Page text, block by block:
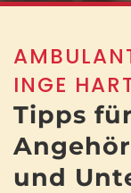
INGE
Tipps
und